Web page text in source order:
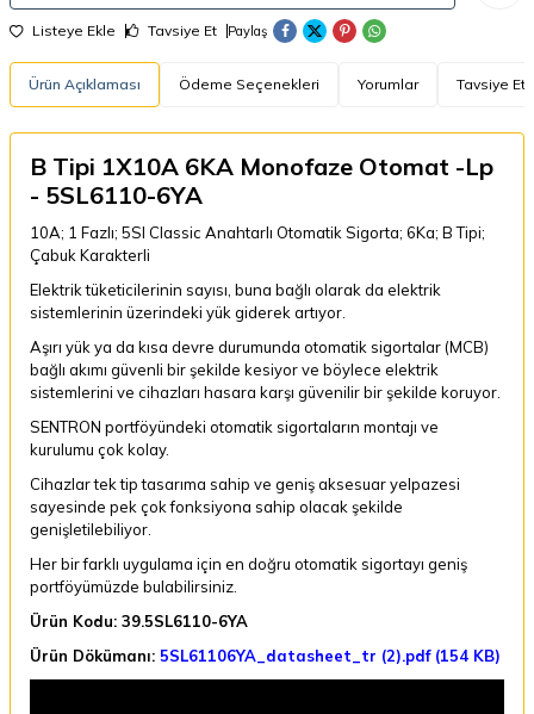
Listeye Ekle Tavsiye Et Paylaş
Ürün Açıklaması Ödeme Seçenekleri Yorumlar Tavsiye Et
B Tipi 1X10A 6KA Monofaze Otomat -Lp
- 5SL6110-6YA
10A; 1 Fazlı; 5Sl Classic Anahtarlı Otomatik Sigorta; 6Ka; B Tipi;
Çabuk Karakterli
Elektrik tüketicilerinin sayısı, buna bağlı olarak da elektrik
sistemlerinin üzerindeki yük giderek artıyor.
Aşırı yük ya da kısa devre durumunda otomatik sigortalar (MCB)
bağlı akımı güvenli bir şekilde kesiyor ve böylece elektrik
sistemlerini ve cihazları hasara karşı güvenilir bir şekilde koruyor.
SENTRON portföyündeki otomatik sigortaların montajı ve
kurulumu çok kolay.
Cihazlar tek tip tasarıma sahip ve geniş aksesuar yelpazesi
sayesinde pek çok fonksiyona sahip olacak şekilde
genişletilebiliyor.
Her bir farklı uygulama için en doğru otomatik sigortayı geniş
portföyümüzde bulabilirsiniz.
Ürün Kodu: 39.5SL6110-6YA
Ürün Dökümanı: 5SL61106YA_datasheet_tr (2).pdf (154 KB)